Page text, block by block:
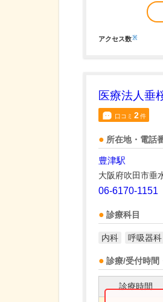
アクセス数※
医療法人垂
口コミ 2件
所在地・電話
豊津駅
大阪府吹田市垂
06-6170-1151
診療科目
内科 呼吸器科
診療/受付時間
診療時間